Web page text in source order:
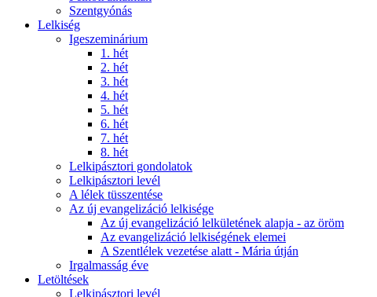
Szentgyónás
Lelkiség
Igeszeminárium
1. hét
2. hét
3. hét
4. hét
5. hét
6. hét
7. hét
8. hét
Lelkipásztori gondolatok
Lelkipásztori levél
A lélek tüsszentése
Az új evangelizáció lelkisége
Az új evangelizáció lelkületének alapja - az öröm
Az evangelizáció lelkiségének elemei
A Szentlélek vezetése alatt - Mária útján
Irgalmasság éve
Letöltések
Lelkipásztori levél